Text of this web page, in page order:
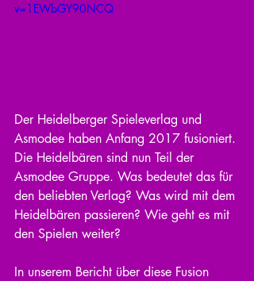
v=1EWbGY90NCQ
Der Heidelberger Spieleverlag und
Asmodee haben Anfang 2017 fusioniert.
Die Heidelbären sind nun Teil der
Asmodee Gruppe. Was bedeutet das für
den beliebten Verlag? Was wird mit dem
Heidelbären passieren? Wie geht es mit
den Spielen weiter?
In unserem Bericht über diese Fusion